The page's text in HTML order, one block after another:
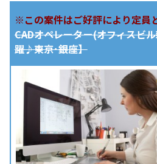
※この案件はご好評により定員
CADオペレーター(オフィスビ
躍♪東京･銀座】